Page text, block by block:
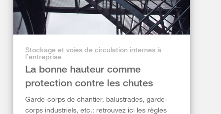
Stockage et voies de circulation internes à
l’entreprise
La bonne hauteur comme
protection contre les chutes
Garde-corps de chantier, balustrades, garde-
corps industriels, etc.: retrouvez ici les règles